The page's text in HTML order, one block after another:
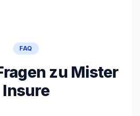
FAQ
zu Mister
Insure